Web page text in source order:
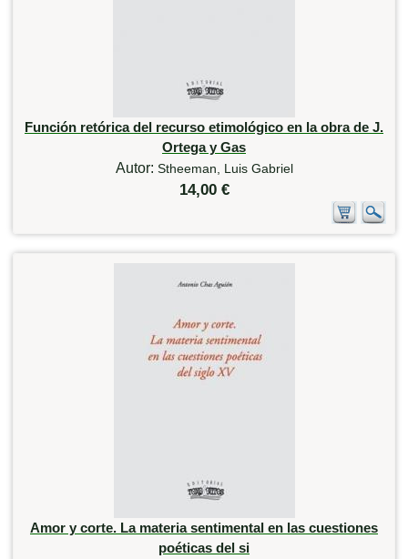
Función retórica del recurso etimológico en la obra de J.
Ortega y Gas
Autor: Stheeman, Luis Gabriel
14,00 €
Amor y corte. La materia sentimental en las cuestiones
poéticas del si